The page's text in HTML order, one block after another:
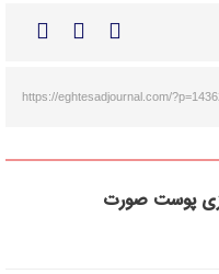
https://eghtesadjournal.com/
پوست صورت